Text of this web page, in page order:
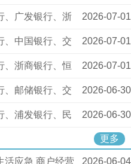
1900 万企业融
可准入，电话133
万经营专款，
2026-07-01
、广发银行、浙
接报审，电话133
万纯信用贷，资
2026-07-01
、中国银行、交
能办理，电话133
企业贷，门槛宽
2026-07-01
、浙商银行、恒
李经理仅凭营
万经营贷，手
2026-06-30
、邮储银行、交
能审批，无需财
单门槛宽松
2026-06-30
、浦发银行、民
可进件，省去多 更多
2026-06-04
活应急 商户经营